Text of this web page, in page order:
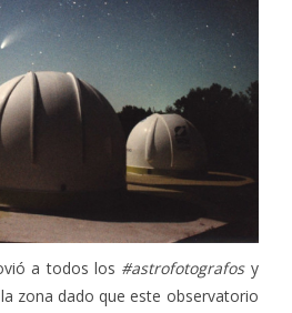
a todos los #astrofotografosy
zona dado que este observatorio